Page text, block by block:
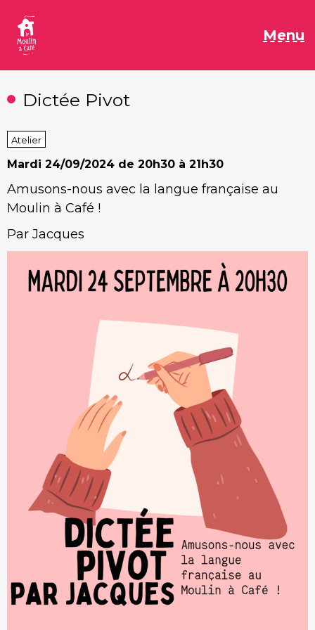
contenu
Menu
Dictée Pivot
Atelier
Mardi 24/09/2024 de 20h30 à 21h30
Amusons-nous avec la langue française au
Moulin à Café !
Par Jacques